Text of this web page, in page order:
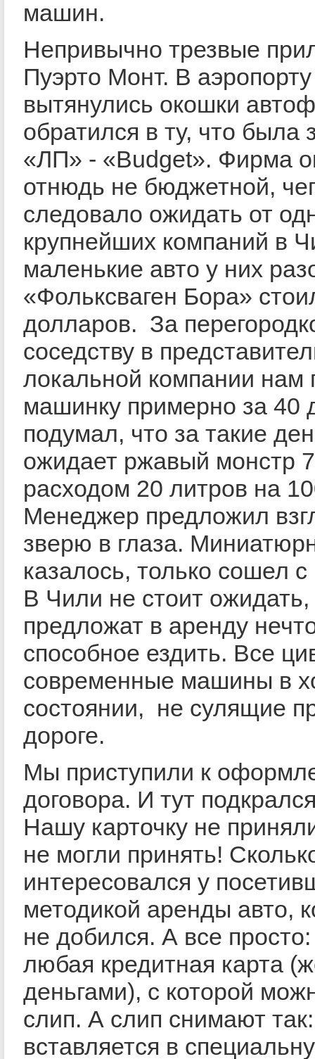
машин.
Непривычно трезвые
Пуэрто Монт. В
вытянулись окошки
обратился в ту, что была
«ЛП» - «Budget». Фирма
отнюдь не бюджетной,
следовало ожидать от
крупнейших компаний в
маленькие авто у них
«Фольксваген Бора»
долларов. За
соседству в
локальной компании нам
машинку примерно за 40
подумал, что за такие
ожидает ржавый монстр
расходом 20 литров на
Менеджер предложил
зверю в глаза.
казалось, только сошел
В Чили не стоит
предложат в аренду
способное ездить. Все
современные машины в
состоянии, не сулящие
дороге.
Мы приступили к
договора. И тут
Нашу карточку не
не могли принять!
интересовался у
методикой аренды авто,
не добился. А все
любая кредитная карта
деньгами), с которой
слип. А слип снимают
вставляется в